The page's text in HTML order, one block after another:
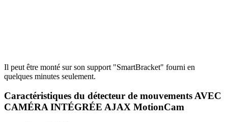
Il peut être monté sur son support "SmartBracket" fourni en
quelques minutes seulement.
Caractéristiques du détecteur de mouvements AVEC
CAMÉRA INTÉGRÉE AJAX MotionCam